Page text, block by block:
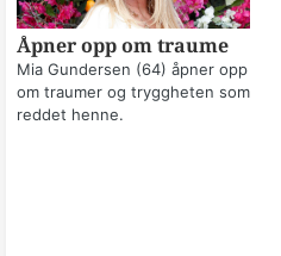
Åpner opp om traume
Mia Gundersen (64) åpner opp
om traumer og tryggheten som
reddet henne.